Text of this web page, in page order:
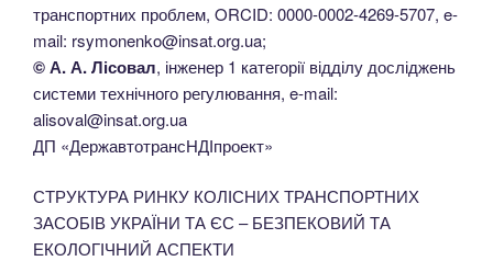
транспортних проблем, ORCID: 0000-0002-4269-5707, e-
mail: rsymonenko@insat.org.ua;
© А. А. Лісовал, інженер 1 категорії відділу досліджень
системи технічного регулювання, e-mail:
alisoval@insat.org.ua
ДП «ДержавтотрансНДІпроект»
СТРУКТУРА РИНКУ КОЛІСНИХ ТРАНСПОРТНИХ
ЗАСОБІВ УКРАЇНИ ТА ЄС – БЕЗПЕКОВИЙ ТА
ЕКОЛОГІЧНИЙ АСПЕКТИ